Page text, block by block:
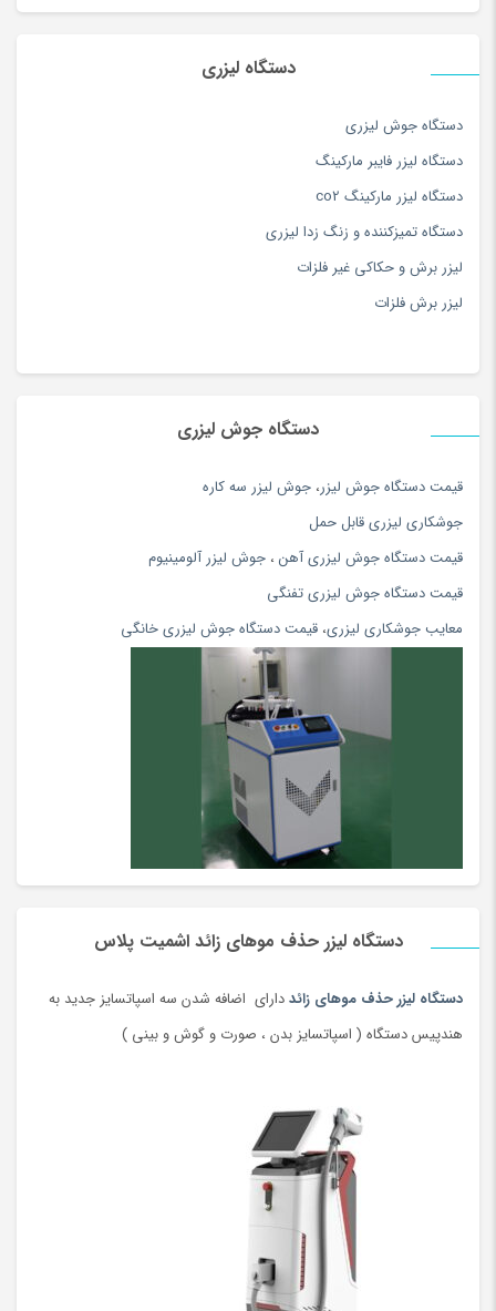
کالاهای دیجیتال(378)
دستگاه لیزری
دستگاه جوش لیزری
دستگاه لیزر فایبر مارکینگ
دستگاه لیزر مارکینگ co2
دستگاه تمیزکننده و زنگ زدا لیزری
لیزر برش و حکاکی غیر فلزات
لیزر برش فلزات
دستگاه جوش لیزری
قيمت دستگاه جوش ليزر، جوش ليزر سه كاره
جوشكاري ليزري قابل حمل
قیمت دستگاه جوش لیزری آهن ، جوش لیزر آلومینیوم
قیمت دستگاه جوش لیزری تفنگی
معایب جوشکاری لیزری، قیمت دستگاه جوش لیزری خانگی
دستگاه لیزر حذف موهای زائد اشمیت پلاس
دستگاه لیزر حذف موهای زائددارای اضافه شدن سه اسپاتسایز جدید به
هندپیس دستگاه ( اسپاتسایز بدن ، صورت و گوش و بینی )